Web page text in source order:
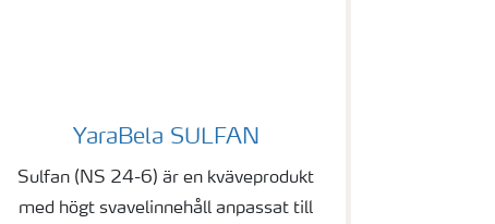
YaraBela SULFAN
Sulfan (NS 24-6) är en kväveprodukt
med högt svavelinnehåll anpassat till